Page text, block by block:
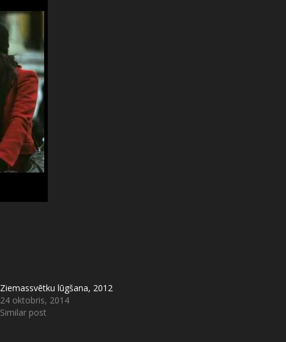
Ziemassvētku lūgšana, 2012
24 oktobris, 2014
Similar post